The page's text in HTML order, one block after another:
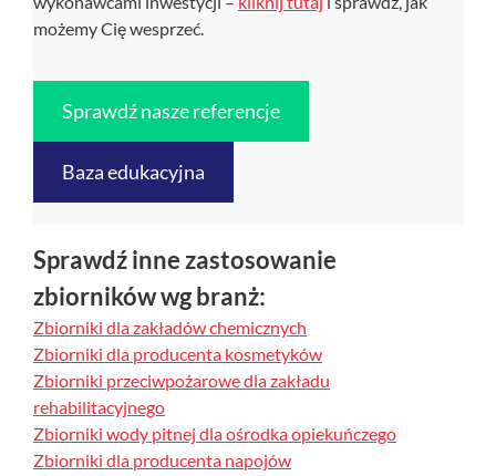
możemy Cię wesprzeć.
Sprawdź nasze referencje
Baza edukacyjna
Sprawdź inne zastosowanie
zbiorników wg branż:
Zbiorniki dla zakładów chemicznych
Zbiorniki dla producenta kosmetyków
Zbiorniki przeciwpożarowe dla zakładu
rehabilitacyjnego
Zbiorniki wody pitnej dla ośrodka opiekuńczego
Zbiorniki dla producenta napojów